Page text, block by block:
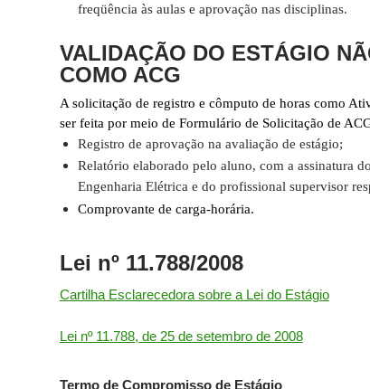
freqüência às aulas e aprovação nas disciplinas.
VALIDAÇÃO DO ESTÁGIO
COMO ACG
A solicitação de registro e cômputo de horas como
ser feita por meio de Formulário de Solicitação de
Registro de aprovação na avaliação de estágio;
Relatório elaborado pelo aluno, com a assinatura
Engenharia Elétrica e do profissional supervisor
Comprovante de carga-horária.
Lei nº 11.788/2008
Cartilha Esclarecedora sobre a Lei do Estágio
Lei nº 11.788, de 25 de setembro de 2008
Termo de Compromisso de Estágio